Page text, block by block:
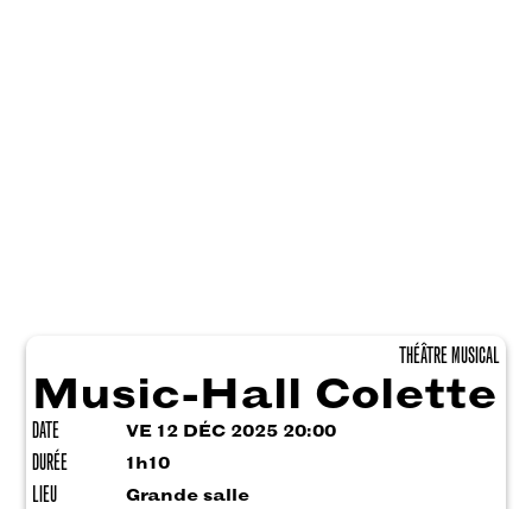
THÉÂTRE MUSICAL
Music-Hall Colette
DATE VE 12 DÉC 2025 20:00
DURÉE 1h10
LIEU Grande salle